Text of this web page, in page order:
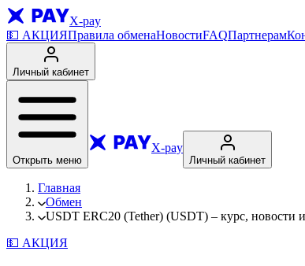
X-pay
💵 АКЦИЯПравила обменаНовостиFAQПартнерам
Личный кабинет
Открыть меню
X-pay
Личный кабинет
Главная
Обмен
USDT ERC20 (Tether) (USDT) – курс, новости
💵 АКЦИЯ